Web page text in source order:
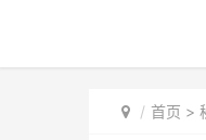
首页 >